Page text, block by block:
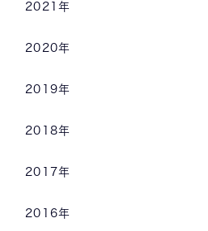
2021年
2020年
2019年
2018年
2017年
2016年